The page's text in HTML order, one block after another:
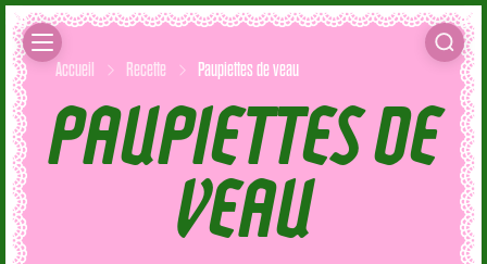
Accueil Recette Paupiettes de veau
PAUPIETTES DE
VEAU